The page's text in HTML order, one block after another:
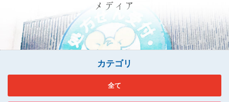
メディア
カテゴリ
全て